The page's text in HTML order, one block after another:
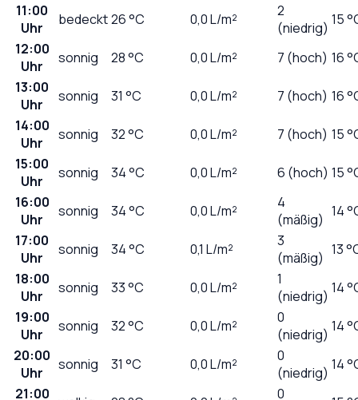
11:00
Uhr
bedeckt26°C 0,0L/m²
2
(niedrig) 15
12:00
Uhr
sonnig 28°C 0,0L/m² 7 (hoch) 16
13:00
Uhr
sonnig 31 °C 0,0L/m² 7 (hoch) 16
14:00
Uhr
sonnig 32°C 0,0L/m² 7 (hoch) 15
15:00
Uhr
sonnig 34°C 0,0L/m² 6 (hoch) 15
16:00
Uhr
sonnig 34°C 0,0L/m²
4
(mäßig) 14
17:00
Uhr
sonnig 34°C 0,1 L/m²
3
(mäßig) 13
18:00
Uhr
sonnig 33°C 0,0L/m²
1
(niedrig) 14
19:00
Uhr
sonnig 32°C 0,0L/m²
0
(niedrig) 14
20:00
Uhr
sonnig 31 °C 0,0L/m²
0
(niedrig) 14
21:00
0